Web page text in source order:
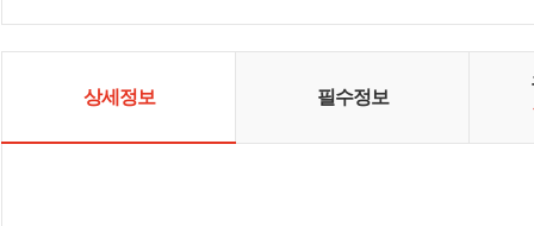
다.
상세정보 필수정보